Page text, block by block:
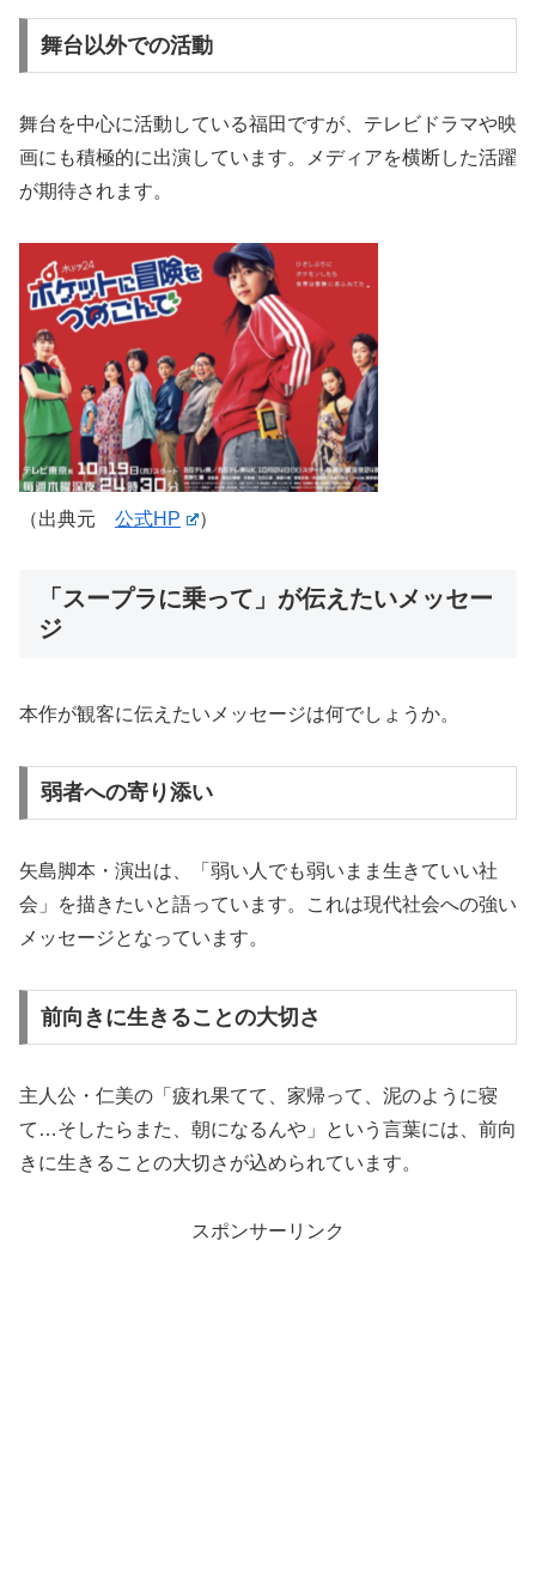
舞台以外での活動
舞台を中心に活動している福田ですが、テレビドラマや映
画にも積極的に出演しています。メディアを横断した活躍
が期待されます。
（出典元 公式HP ）
「スープラに乗って」が伝えたいメッセー
ジ
本作が観客に伝えたいメッセージは何でしょうか。
弱者への寄り添い
矢島脚本・演出は、「弱い人でも弱いまま生きていい社
会」を描きたいと語っています。これは現代社会への強い
メッセージとなっています。
前向きに生きることの大切さ
主人公・仁美の「疲れ果てて、家帰って、泥のように寝
て…そしたらまた、朝になるんや」という言葉には、前向
きに生きることの大切さが込められています。
スポンサーリンク